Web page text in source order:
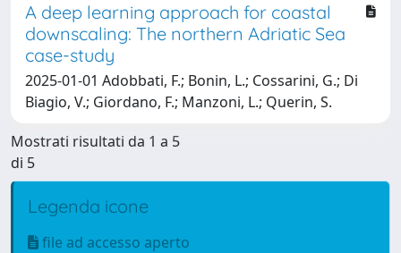
A deep learning approach for coastal
downscaling: The northern Adriatic Sea
case-study
2025-01-01 Adobbati, F.; Bonin, L.; Cossarini, G.; Di
Biagio, V.; Giordano, F.; Manzoni, L.; Querin, S.
Mostrati risultati da 1 a 5
di 5
Legenda icone
file ad accesso aperto